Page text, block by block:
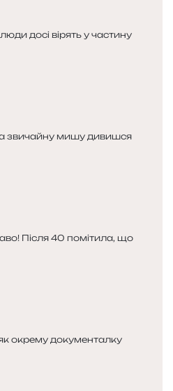
досі вірять у частину
звичайну мишу дивишся
Після 40 помітила, що
окрему документалку